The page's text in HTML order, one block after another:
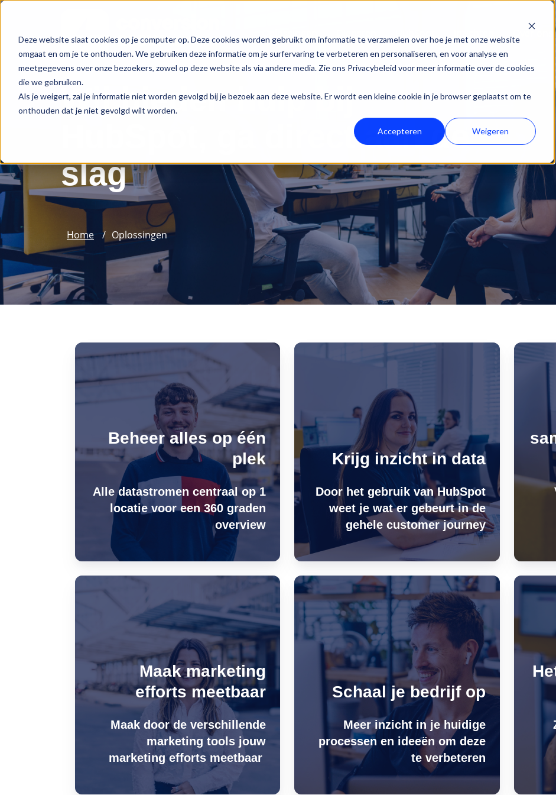
Deze website slaat cookies op je computer op. Deze cookies worden gebruikt om informatie te verzamelen over hoe je met onze website
omgaat en om je te onthouden. We gebruiken deze informatie om je surfervaring te verbeteren en personaliseren, en voor analyse en
meetgegevens over onze bezoekers, zowel op deze website als via andere media. Zie ons Privacybeleid voor meer informatie over de cookies
die we gebruiken.
Als je weigert, zal je informatie niet worden gevolgd bij je bezoek aan deze website. Er wordt een kleine cookie in je browser geplaatst om te
onthouden dat je niet gevolgd wilt worden.
Accepteren Weigeren
Over ons
Wij bieden hulp bij
HubSpot, ga direct aan de
slag
Home Oplossingen
Beheer alles op één
plek
Alle datastromen centraal op 1
locatie voor een 360 graden
overview
Krijg inzicht in data
Door het gebruik van HubSpot
weet je wat er gebeurt in de
gehele customer journey
Maak marketing
efforts meetbaar
Maak door de verschillende
marketing tools jouw
marketing efforts meetbaar
Schaal je bedrijf op
Meer inzicht in je huidige
processen en ideeën om deze
te verbeteren